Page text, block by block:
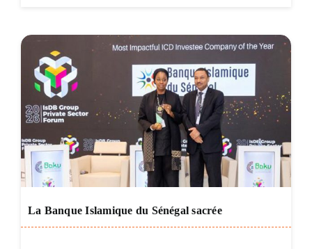
La Banque Islamique du Sénégal sacrée